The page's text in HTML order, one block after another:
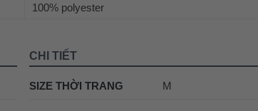
100% polyester
CHI TIẾT
SIZE THỜI TRANG M